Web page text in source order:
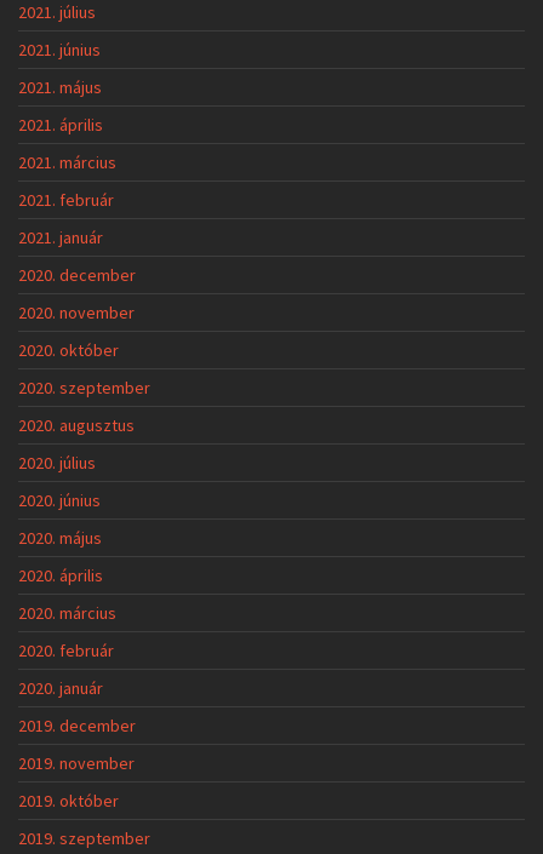
2021. július
2021. június
2021. május
2021. április
2021. március
2021. február
2021. január
2020. december
2020. november
2020. október
2020. szeptember
2020. augusztus
2020. július
2020. június
2020. május
2020. április
2020. március
2020. február
2020. január
2019. december
2019. november
2019. október
2019. szeptember